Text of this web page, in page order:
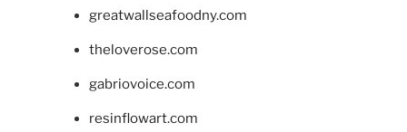
greatwallseafoodny.com
theloverose.com
gabriovoice.com
resinflowart.com